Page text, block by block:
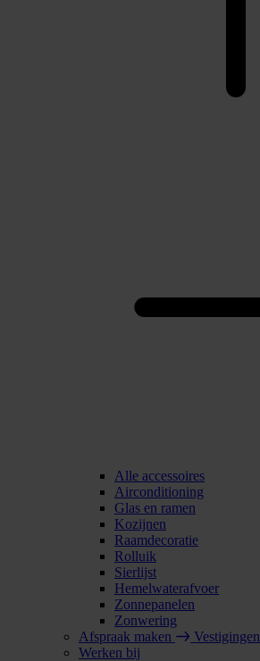
Alle accessoires
Airconditioning
Glas en ramen
Kozijnen
Raamdecoratie
Rolluik
Sierlijst
Hemelwaterafvoer
Zonnepanelen
Zonwering
Afspraak maken
Vestigingen
Werken bij